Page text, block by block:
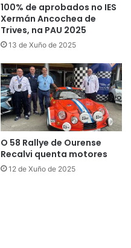
100% de aprobados no IES
Xermán Ancochea de
Trives, na PAU 2025
13 de Xuño de 2025
O 58 Rallye de Ourense
Recalvi quenta motores
12 de Xuño de 2025